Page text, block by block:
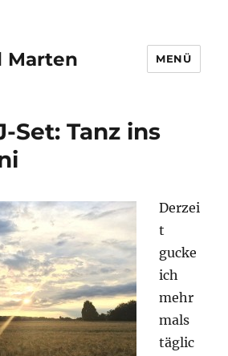
Marten MENÜ
Set: Tanz ins
Derzei
t
gucke
ich
mehr
mals
täglic